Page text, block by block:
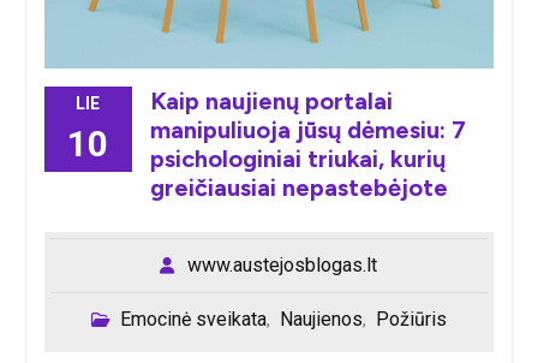
LIE
10
Kaip naujienų portalai
manipuliuoja jūsų dėmesiu: 7
psichologiniai triukai, kurių
greičiausiai nepastebėjote
www.austejosblogas.lt
Emocinė sveikata, Naujienos, Požiūris